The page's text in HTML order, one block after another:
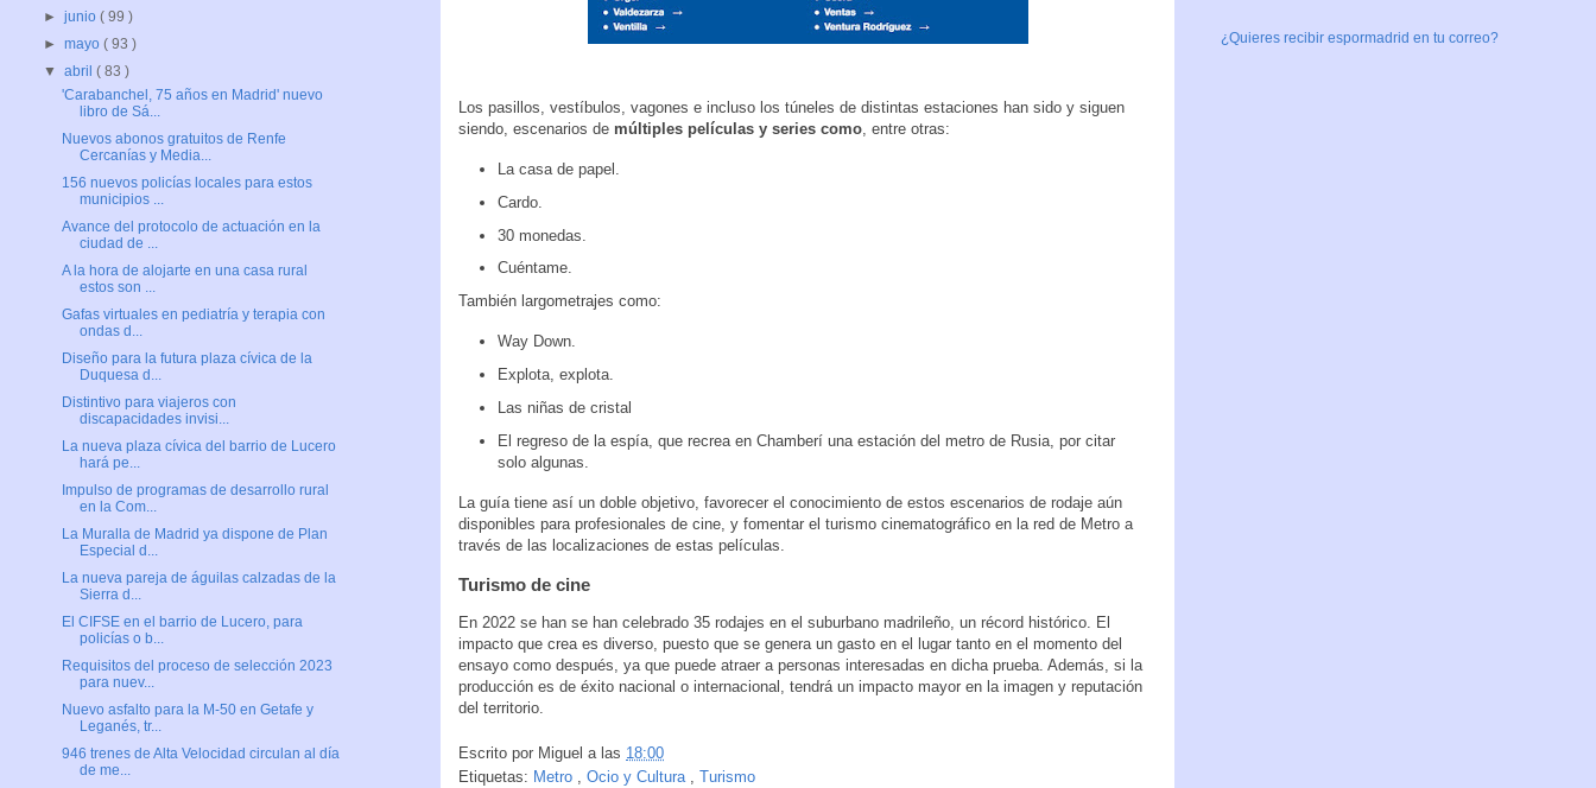
Los pasillos, vestíbulos, vagones e incluso los túneles de distintas estaciones han sido y siguen
siendo, escenarios de múltiples películas y series como , entre otras:
La casa de papel.
Cardo.
30 monedas.
Cuéntame.
También largometrajes como:
Way Down.
Explota, explota.
Las niñas de cristal
El regreso de la espía, que recrea en Chamberí una estación del metro de Rusia, por citar
solo algunas.
La guía tiene así un doble objetivo, favorecer el conocimiento de estos escenarios de rodaje aún
disponibles para profesionales de cine, y fomentar el turismo cinematográfico en la red de Metro a
través de las localizaciones de estas películas.
Turismo de cine
En 2022 se han se han celebrado 35 rodajes en el suburbano madrileño, un récord histórico. El
impacto que crea es diverso, puesto que se genera un gasto en el lugar tanto en el momento del
ensayo como después, ya que puede atraer a personas interesadas en dicha prueba. Además, si la
producción es de éxito nacional o internacional, tendrá un impacto mayor en la imagen y reputación
del territorio.
Escrito por Miguel a las 18:00
Etiquetas: Metro , Ocio y Cultura , Turismo
►junio( 99 )
►mayo( 93 )
▼abril( 83 )
'Carabanchel, 75 años en Madrid' nuevo
libro de Sá...
Nuevos abonos gratuitos de Renfe
Cercanías y Media...
156 nuevos policías locales para estos
municipios ...
Avance del protocolo de actuación en la
ciudad de ...
A la hora de alojarte en una casa rural
estos son ...
Gafas virtuales en pediatría y terapia con
ondas d...
Diseño para la futura plaza cívica de la
Duquesa d...
Distintivo para viajeros con
discapacidades invisi...
La nueva plaza cívica del barrio de Lucero
hará pe...
Impulso de programas de desarrollo rural
en la Com...
La Muralla de Madrid ya dispone de Plan
Especial d...
La nueva pareja de águilas calzadas de la
Sierra d...
El CIFSE en el barrio de Lucero, para
policías o b...
Requisitos del proceso de selección 2023
para nuev...
Nuevo asfalto para la M-50 en Getafe y
Leganés, tr...
946 trenes de Alta Velocidad circulan al día
de me...
¿Quieres recibir espormadrid en tu correo?